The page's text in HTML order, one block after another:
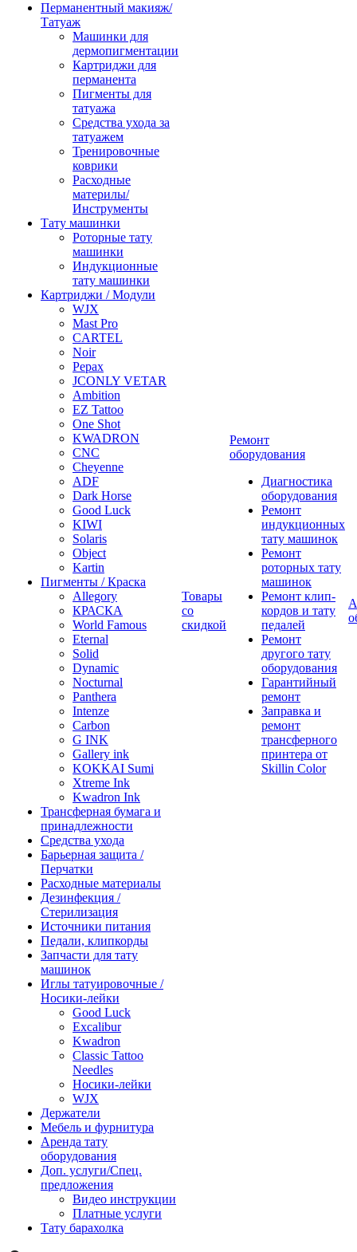
Перманентный макияж/
Татуаж
Машинки для
дермопигментации
Картриджи для
перманента
Пигменты для
татуажа
Средства ухода за
татуажем
Тренировочные
коврики
Расходные
материлы/
Инструменты
Тату машинки
Роторные тату
машинки
Индукционные
тату машинки
Картриджи / Модули
WJX
Mast Pro
CARTEL
Noir
Pepax
JCONLY VETAR
Ambition
EZ Tattoo
One Shot
KWADRON
CNC
Cheyenne
ADF
Dark Horse
Good Luck
KIWI
Solaris
Object
Kartin
Пигменты / Краска
Allegory
КРАСКА
World Famous
Eternal
Solid
Dynamic
Nocturnal
Panthera
Intenze
Carbon
G INK
Gallery ink
KOKKAI Sumi
Xtreme Ink
Kwadron Ink
Трансферная бумага и
принадлежности
Средства ухода
Барьерная защита /
Перчатки
Расходные материалы
Дезинфекция /
Стерилизация
Источники питания
Педали, клипкорды
Запчасти для тату
машинок
Иглы татуировочные /
Носики-лейки
Good Luck
Excalibur
Kwadron
Classic Tattoo
Needles
Носики-лейки
WJX
Держатели
Мебель и фурнитура
Аренда тату
оборудования
Доп. услуги/Спец.
предложения
Видео инструкции
Платные услуги
Тату барахолка
Товары
со
скидкой
Ремонт
оборудования
Диагностика
оборудования
Ремонт
индукционных
тату машинок
Ремонт
роторных тату
машинок
Ремонт клип-
кордов и тату
педалей
Ремонт
другого тату
оборудования
Гарантийный
ремонт
Заправка и
ремонт
трансферного
принтера от
Skillin Color